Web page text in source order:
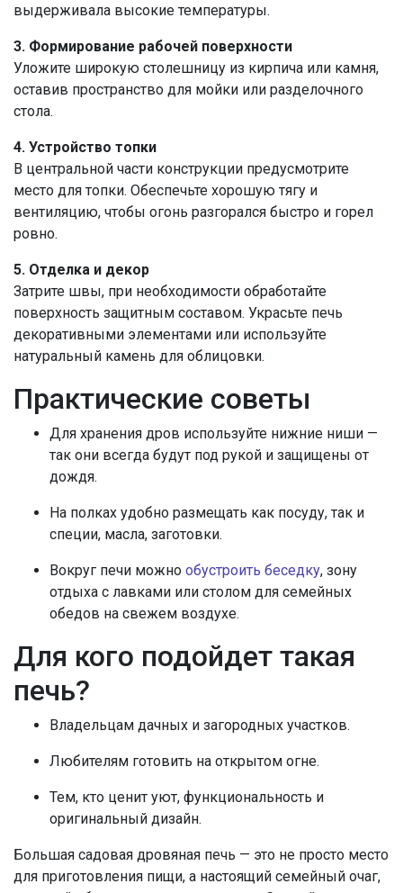
выдерживала высокие температуры.
3. Формирование рабочей поверхности
Уложите широкую столешницу из кирпича или камня,
оставив пространство для мойки или разделочного
стола.
4. Устройство топки
В центральной части конструкции предусмотрите
место для топки. Обеспечьте хорошую тягу и
вентиляцию, чтобы огонь разгорался быстро и горел
ровно.
5. Отделка и декор
Затрите швы, при необходимости обработайте
поверхность защитным составом. Украсьте печь
декоративными элементами или используйте
натуральный камень для облицовки.
Практические советы
Для хранения дров используйте нижние ниши —
так они всегда будут под рукой и защищены от
дождя.
На полках удобно размещать как посуду, так и
специи, масла, заготовки.
Вокруг печи можно обустроить беседку, зону
отдыха с лавками или столом для семейных
обедов на свежем воздухе.
Для кого подойдет такая
печь?
Владельцам дачных и загородных участков.
Любителям готовить на открытом огне.
Тем, кто ценит уют, функциональность и
оригинальный дизайн.
Большая садовая дровяная печь — это не просто место
для приготовления пищи, а настоящий семейный очаг,